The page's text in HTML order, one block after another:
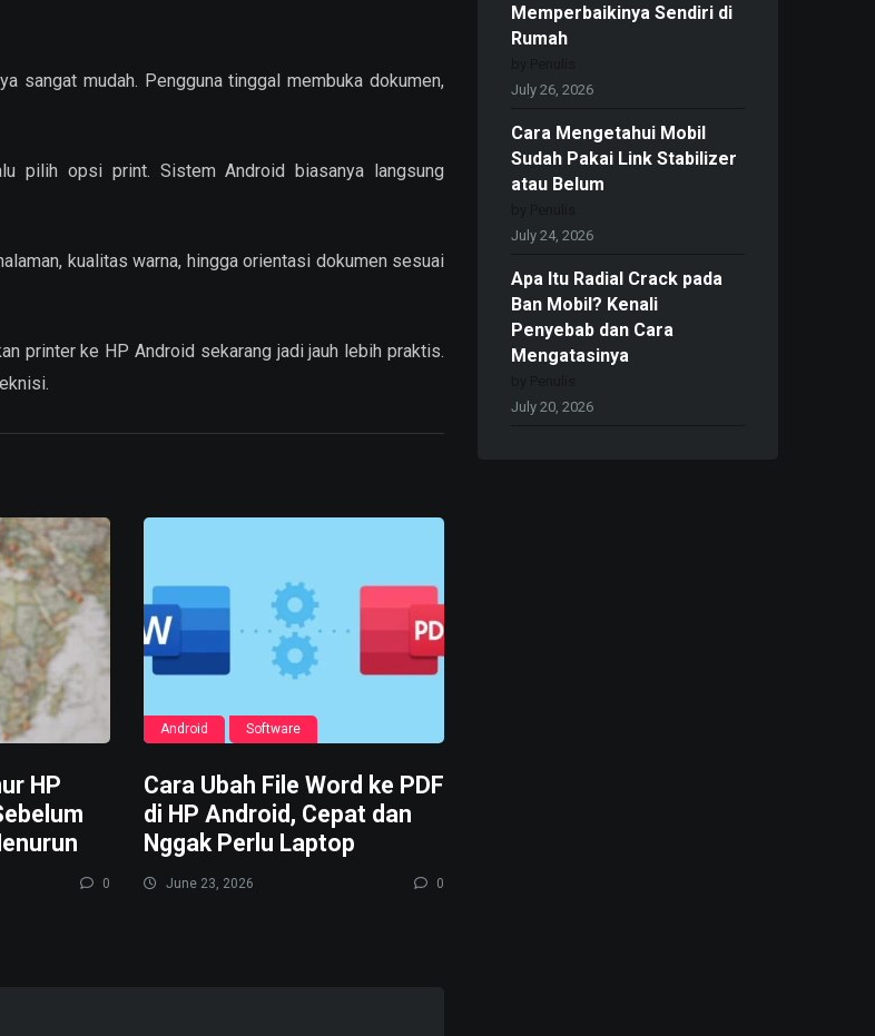
sangat mudah. Pengguna tinggal membuka dokumen,
pilih opsi print. Sistem Android biasanya langsung
kualitas warna, hingga orientasi dokumen sesuai
printer ke HP Android sekarang jadi jauh lebih praktis.
HP
0
Android Software
Cara Ubah File Word ke PDF
di HP Android, Cepat dan
Nggak Perlu Laptop
June 23, 2026 0
Memperbaikinya Sendiri di
Rumah
July 26, 2026
Cara Mengetahui Mobil
Sudah Pakai Link Stabilizer
atau Belum
July 24, 2026
Apa Itu Radial Crack pada
Ban Mobil? Kenali
Penyebab dan Cara
Mengatasinya
July 20, 2026